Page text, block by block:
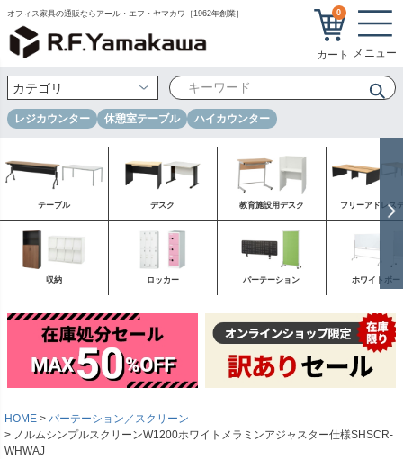
オフィス家具の通販ならアール・エフ・ヤマカワ［1962年創業］ 0
レジカウンター 休憩室テーブル ハイカウンター
テーブル デスク 教育施設用デスク フリーアドレス
収納 ロッカー パーテーション ホワイトボー
HOME
パーテーション／スクリーン
ノルムシンプルスクリーンW1200ホワイトメラミンアジャスター仕様SHSCR-
WHWAJ